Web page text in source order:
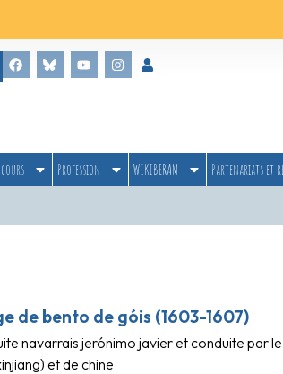
Profession WIKIBERAM Partenariats et
de bento de góis (1603-1607)
navarrais jerónimo javier et conduite par
et de chine